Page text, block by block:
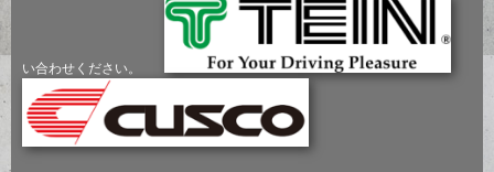
い合わせください。